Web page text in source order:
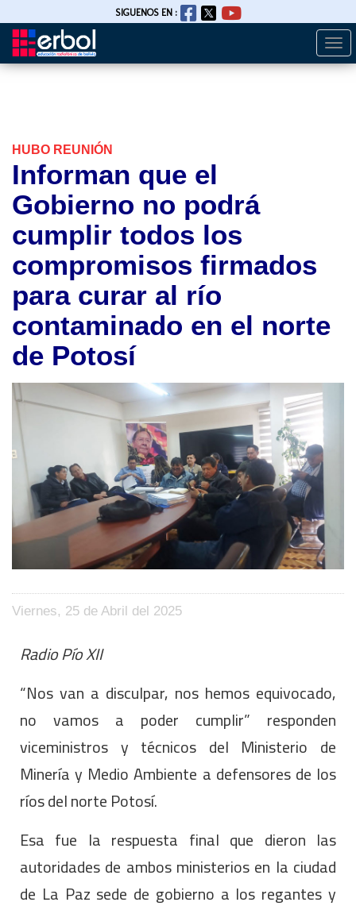
Pasar
SIGUENOS EN :
HUBO REUNIÓN
Informan que el
Gobierno no podrá
cumplir todos los
compromisos firmados
para curar al río
contaminado en el norte
de Potosí
Viernes, 25 de Abril del 2025
Radio Pío XII
“Nos van a disculpar, nos hemos equivocado,
no vamos a poder cumplir” responden
viceministros y técnicos del Ministerio de
Minería y Medio Ambiente a defensores de los
ríos del norte Potosí.
Esa fue la respuesta final que dieron las
autoridades de ambos ministerios en la ciudad
de La Paz sede de gobierno a los regantes y